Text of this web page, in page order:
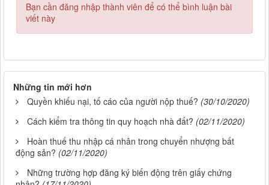
Bạn cần đăng nhập thành viên để có thể bình luận bài
viết này
Những tin mới hơn
Quyền khiếu nại, tố cáo của người nộp thuế? (30/10/2020)
Cách kiểm tra thông tin quy hoạch nhà đất? (02/11/2020)
Hoàn thuế thu nhập cá nhân trong chuyển nhượng bất
động sản? (02/11/2020)
Những trường hợp đăng ký biến động trên giấy chứng